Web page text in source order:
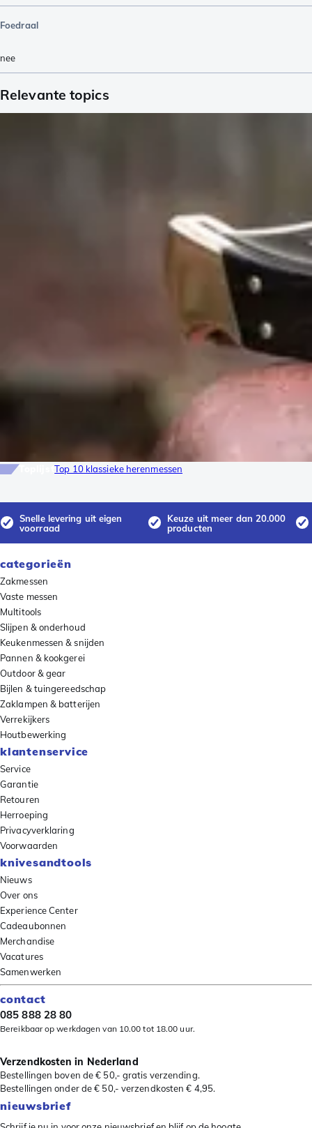
Foedraal
nee
Relevante topics
ToplijstTop 10 klassieke herenmessen
Snelle levering uit eigen
voorraad
Keuze uit meer dan 20.000
producten
categorieën
Zakmessen
Vaste messen
Multitools
Slijpen & onderhoud
Keukenmessen & snijden
Pannen & kookgerei
Outdoor & gear
Bijlen & tuingereedschap
Zaklampen & batterijen
Verrekijkers
Houtbewerking
klantenservice
Service
Garantie
Retouren
Herroeping
Privacyverklaring
Voorwaarden
knivesandtools
Nieuws
Over ons
Experience Center
Cadeaubonnen
Merchandise
Vacatures
Samenwerken
contact
085 888 28 80
Bereikbaar op werkdagen van 10.00 tot 18.00 uur.
Verzendkosten in Nederland
Bestellingen boven de € 50,- gratis verzending.
Bestellingen onder de € 50,- verzendkosten € 4,95.
nieuwsbrief